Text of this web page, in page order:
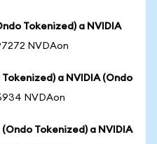
Tokenized) a NVIDIA
NVDAon
a NVIDIA (Ondo
NVDAon
Tokenized) a NVIDIA